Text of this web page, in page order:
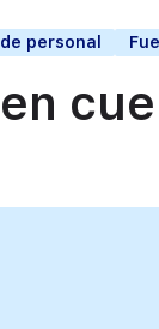
personal